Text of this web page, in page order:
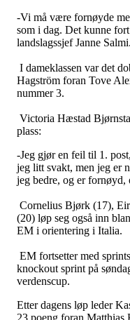
-Vi må være fornøyde
som i dag. Det kunne
landslagssjef Janne Salmi.
I dameklassen var det
Hagström foran Tove
nummer 3.
Victoria Hæstad
plass:
-Jeg gjør en feil til 1.
jeg litt svakt, men jeg er
jeg bedre, og er fornøyd,
Cornelius Bjørk (17),
(20) løp seg også inn
EM i orientering i Italia.
EM fortsetter med
knockout sprint på
verdenscup.
Etter dagens løp leder
23 poeng foran Matthias